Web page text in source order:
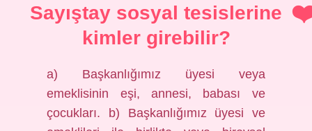
Sayıştay sosyal tesislerine
kimler girebilir?
a) Başkanlığımız üyesi veya
emeklisinin eşi, annesi, babası ve
çocukları. b) Başkanlığımız üyesi ve